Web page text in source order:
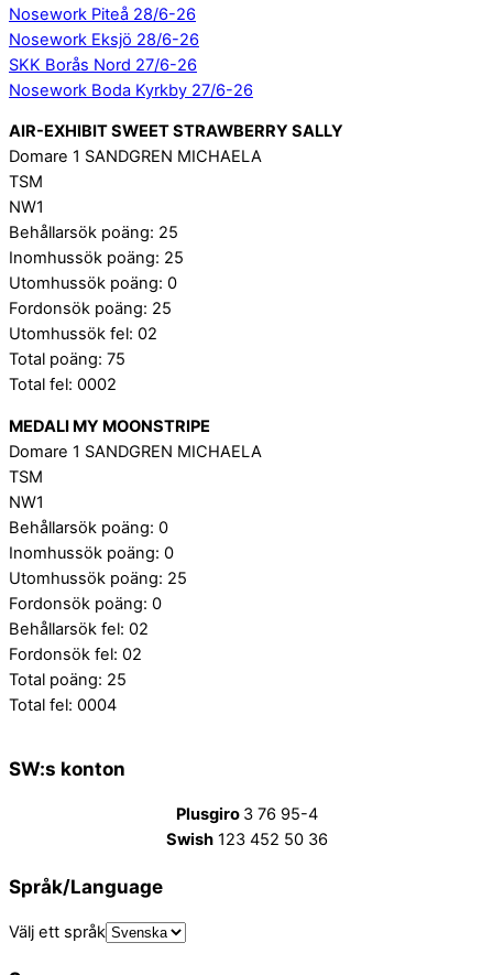
Nosework Piteå 28/6-26
Nosework Eksjö 28/6-26
SKK Borås Nord 27/6-26
Nosework Boda Kyrkby 27/6-26
AIR-EXHIBIT SWEET STRAWBERRY SALLY
Domare 1 SANDGREN MICHAELA
TSM
NW1
Behållarsök poäng: 25
Inomhussök poäng: 25
Utomhussök poäng: 0
Fordonsök poäng: 25
Utomhussök fel: 02
Total poäng: 75
Total fel: 0002
MEDALI MY MOONSTRIPE
Domare 1 SANDGREN MICHAELA
TSM
NW1
Behållarsök poäng: 0
Inomhussök poäng: 0
Utomhussök poäng: 25
Fordonsök poäng: 0
Behållarsök fel: 02
Fordonsök fel: 02
Total poäng: 25
Total fel: 0004
SW:s konton
Plusgiro 3 76 95-4
Swish123 452 50 36
Språk/Language
Välj ett språk